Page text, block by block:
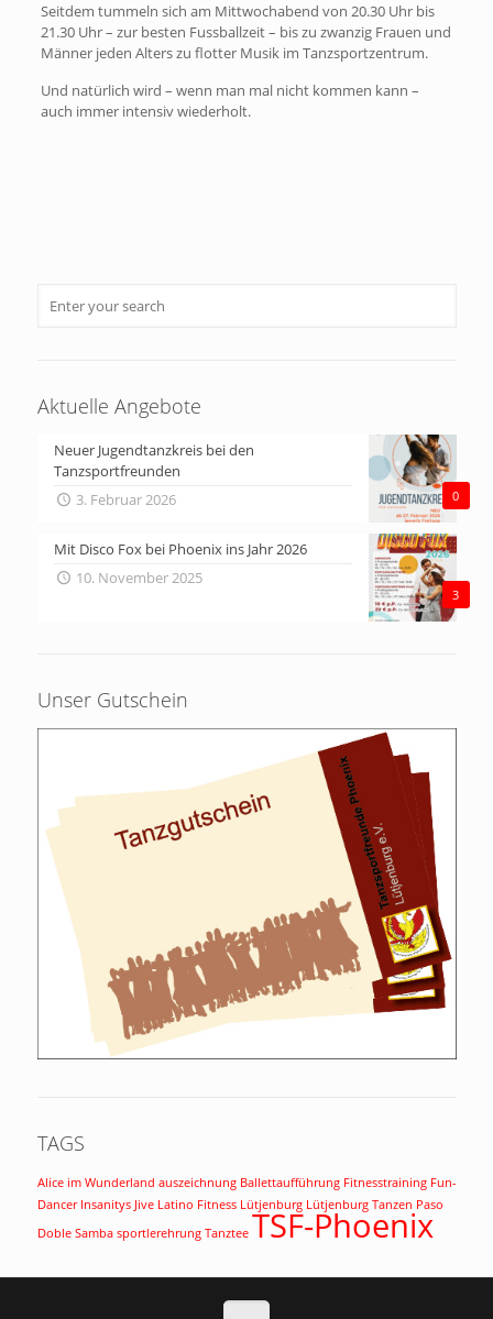
Seitdem tummeln sich am Mittwochabend von 20.30 Uhr bis
21.30 Uhr – zur besten Fussballzeit – bis zu zwanzig Frauen und
Männer jeden Alters zu flotter Musik im Tanzsportzentrum.
Und natürlich wird – wenn man mal nicht kommen kann –
auch immer intensiv wiederholt.
Aktuelle Angebote
0
Neuer Jugendtanzkreis bei den
Tanzsportfreunden
3. Februar 2026
3
Mit Disco Fox bei Phoenix ins Jahr 2026
10. November 2025
Unser Gutschein
TAGS
Alice im Wunderland auszeichnung Ballettaufführung Fitnesstraining Fun-
Dancer Insanitys Jive Latino Fitness Lütjenburg Lütjenburg Tanzen Paso
Doble Samba sportlerehrung Tanztee TSF-Phoenix